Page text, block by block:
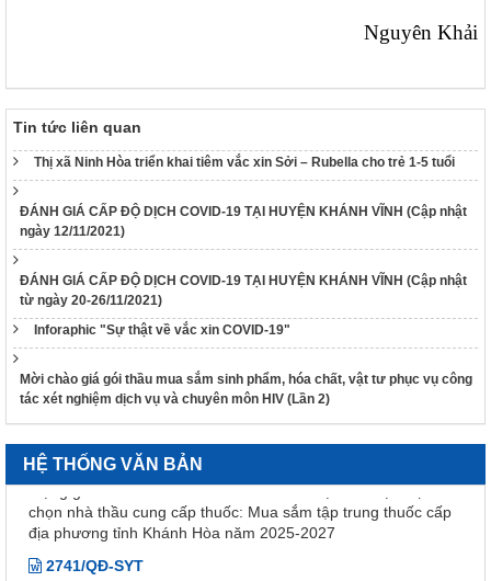
Nguyên Khải
Tin tức liên quan
Thị xã Ninh Hòa triển khai tiêm vắc xin Sởi – Rubella cho trẻ 1-5 tuổi
ĐÁNH GIÁ CẤP ĐỘ DỊCH COVID-19 TẠI HUYỆN KHÁNH VĨNH (Cập nhật
ngày 12/11/2021)
ĐÁNH GIÁ CẤP ĐỘ DỊCH COVID-19 TẠI HUYỆN KHÁNH VĨNH (Cập nhật
từ ngày 20-26/11/2021)
Inforaphic "Sự thật về vắc xin COVID-19"
Mời chào giá gói thầu mua sắm sinh phẩm, hóa chất, vật tư phục vụ công
tác xét nghiệm dịch vụ và chuyên môn HIV (Lần 2)
HỆ THỐNG VĂN BẢN
Quyết định Về việc ban hành tài liệu chuyên môn “Hướng dẫn
số 754/QĐ-SYT ngày 15/10/2025 của Sở Y tế về việc phê
thuốc Generic thuộc kế hoạch lựa chọn nhà thầu cung cấp
thuốc: Mua sắm tập trung thuốc cấp địa phương tỉnh Khánh
Hòa năm 2025-2027 (lần 2)
843/QĐ-SYT
số 754/QĐ-SYT ngày 15/10/2025 của Sở Y tế về việc phê
duyệt kết quả lựa chọn nhà thầu qua mạng gói số 1: Gói thầu
thuốc Generic thuộc kế hoạch lựa chọn nhà thầu cung cấp
thuốc: Mua sắm tập trung thuốc cấp địa phương tỉnh Khánh
754/QĐ-SYT
Quyết định Về việc phê duyệt kết quả lựa chọn nhà thầu qua
mạng gói số 1: Gói thầu thuốc Generic thuộc kế hoạch lựa
chọn nhà thầu cung cấp thuốc: Mua sắm tập trung thuốc cấp
địa phương tỉnh Khánh Hòa năm 2025-2027
2741/QĐ-SYT
Quyết định Về việc thu hồi số công bố tiêu chuẩn áp dụng của
thiết bị y tế thuộc loại A, B